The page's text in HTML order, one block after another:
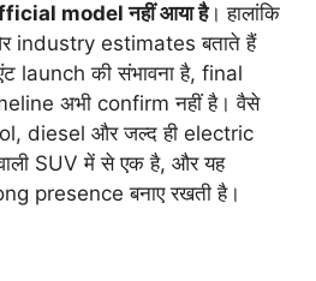
model नहीं आया है। हालांकि
industry estimates बताते हैं
launch की संभावना है, final
अभी confirm नहीं है। वैसे
diesel और जल्द ही electric
SUV में से एक है, और यह
presence बनाए रखती है।